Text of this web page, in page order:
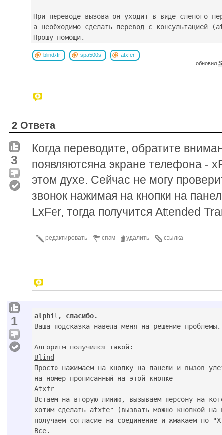
При переводе вызова он уходит в виде слепого
а необходимо сделать перевод с консультацией
blindxfr spa500s
atxfer
обновил
2 Ответа
3
Когда переводите, обратите
появляютсяна экране телефона -
этом духе. Сейчас не могу
звонок нажимая на кнопки на
LxFer, тогда получится Attended
ссылка
удалить
спам
редактировать
1
alphil, спасибо.
Ваша подсказка навела меня на решение проблемы.
Blind
Просто нажимаем на кнопку на панели и вызов
Atxfr
Встаем на вторую линию, вызываем персону на
хотим сделать atxfer (вызвать можно кнопкой на
получаем согласие на соединение и жмакаем по
Все.